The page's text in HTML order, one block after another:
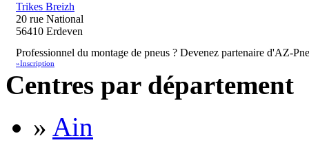
Trikes Breizh
20 rue National
56410 Erdeven
Professionnel du montage de pneus ? Devenez partenaire d'AZ-
»Inscription
Centres par département
» Ain